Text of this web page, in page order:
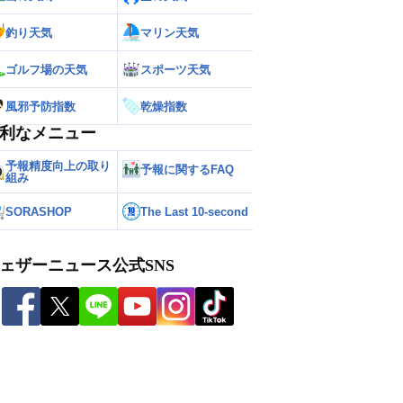
釣り天気 マリン天気
ゴルフ場の天気 スポーツ天気
風邪予防指数 乾燥指数
なメニュー
予報精度向上の取り
組み
予報に関するFAQ
SORASHOP The Last 10-second
ザーニュース公式SNS